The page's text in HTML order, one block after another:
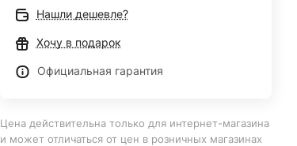
Нашли дешевле?
Хочу в подарок
Официальная гарантия
Цена действительна только для интернет-магазина
и может отличаться от цен в розничных магазинах